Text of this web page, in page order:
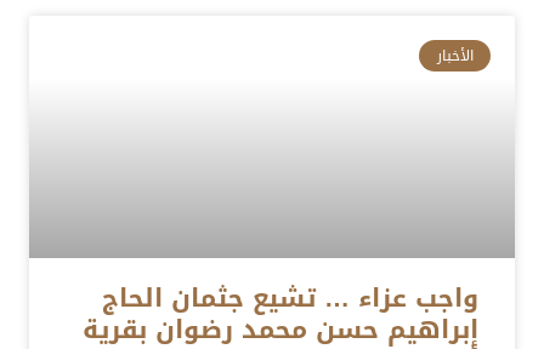
الأخبار
واجب عزاء … تشيع جثمان الحاج
إبراهيم حسن محمد رضوان بقرية